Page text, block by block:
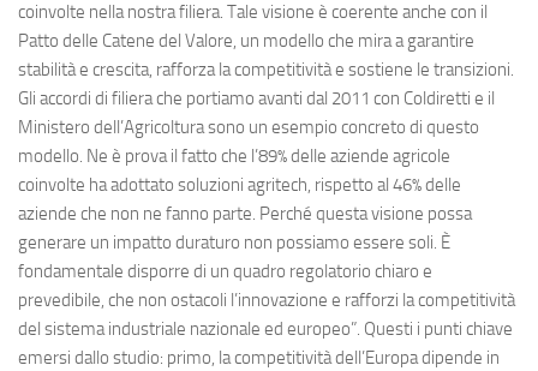
coinvolte nella nostra filiera. Tale visione è coerente anche con il
Patto delle Catene del Valore, un modello che mira a garantire
stabilità e crescita, rafforza la competitività e sostiene le transizioni.
Gli accordi di filiera che portiamo avanti dal 2011 con Coldiretti e il
Ministero dell’Agricoltura sono un esempio concreto di questo
modello. Ne è prova il fatto che l’89% delle aziende agricole
coinvolte ha adottato soluzioni agritech, rispetto al 46% delle
aziende che non ne fanno parte. Perché questa visione possa
generare un impatto duraturo non possiamo essere soli. È
fondamentale disporre di un quadro regolatorio chiaro e
prevedibile, che non ostacoli l’innovazione e rafforzi la competitività
del sistema industriale nazionale ed europeo”. Questi i punti chiave
emersi dallo studio: primo, la competitività dell’Europa dipende in